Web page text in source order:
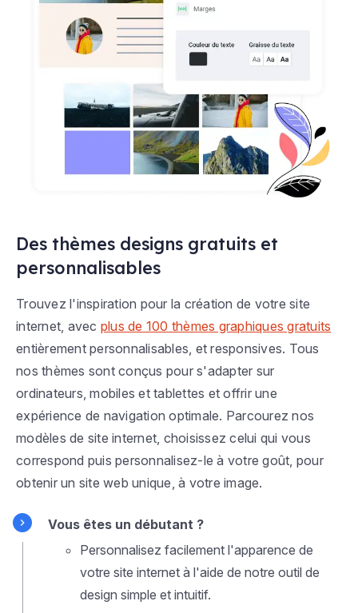
Des thèmes designs gratuits et
personnalisables
Trouvez l'inspiration pour la création de votre site
internet, avec plus de 100 thèmes graphiques gratuits
entièrement personnalisables, et responsives. Tous
nos thèmes sont conçus pour s'adapter sur
ordinateurs, mobiles et tablettes et offrir une
expérience de navigation optimale. Parcourez nos
modèles de site internet, choisissez celui qui vous
correspond puis personnalisez-le à votre goût, pour
obtenir un site web unique, à votre image.
Vous êtes un débutant ?
Personnalisez facilement l'apparence de
votre site internet à l'aide de notre outil de
design simple et intuitif.